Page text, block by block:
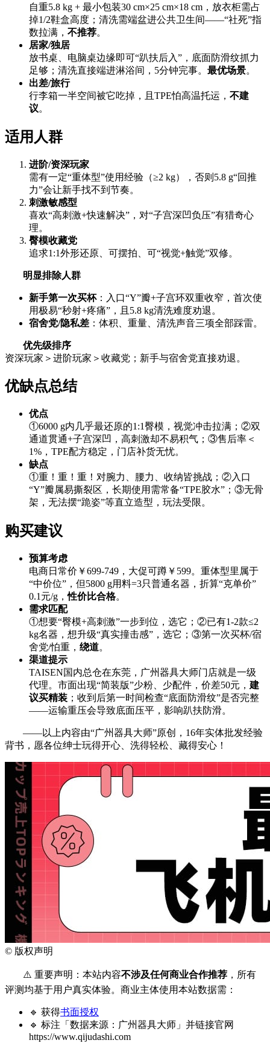
自重5.8 kg + 最小包装30 cm×25 cm×18 cm，放衣柜需占
掉1/2鞋盒高度；清洗需端盆进公共卫生间——“社死”指
数拉满， 不推荐。
居家/独居
放书桌、电脑桌边缘即可“趴扶后入”，底面防滑纹抓力
足够；清洗直接端进淋浴间，5分钟完事。 最优场景。
出差/旅行
行李箱一半空间被它吃掉，且TPE怕高温托运， 不建
议。
适用人群
进阶/资深玩家
需有一定“重体型”使用经验（≥2 kg），否则5.8 g“回推
力”会让新手找不到节奏。
刺激敏感型
喜欢“高刺激+快速解决”，对“子宫深凹负压”有猎奇心
理。
臀模收藏党
追求1:1外形还原、可摆拍、可“视觉+触觉”双修。
明显排除人群
新手第一次买杯：入口“Y”瓣+子宫环双重收窄，首次使
用极易“秒射+疼痛”，且5.8 kg清洗难度劝退。
宿舍党/隐私差 ：体积、重量、清洗声音三项全部踩雷。
优先级排序
资深玩家＞进阶玩家＞收藏党；新手与宿舍党直接劝退。
优缺点总结
优点
①6000 g内几乎最还原的1:1臀模，视觉冲击拉满；②双
通道贯通+子宫深凹，高刺激却不易积气；③售后率＜
1%，TPE配方稳定，门店补货无忧。
缺点
①重！重！重！对腕力、腰力、收纳皆挑战；②入口
“Y”瓣属易撕裂区，长期使用需常备“TPE胶水”；③无骨
架，无法摆“跪姿”等直立造型，玩法受限。
购买建议
预算考虑
电商日常价￥699-749，大促可蹲￥599。重体型里属于
“中价位”，但5800 g用料=3只普通名器，折算“克单价”
0.1元/g，性价比合格。
需求匹配
①想要“臀模+高刺激”一步到位，选它；②已有1-2款≤2
kg名器，想升级“真实撞击感”，选它；③第一次买杯/宿
舍党/怕重， 绕道。
渠道提示
TAISEN国内总仓在东莞，广州器具大师门店就是一级
代理。市面出现“简装版”少粉、少配件，价差50元， 建
议买精装 ；收到后第一时间检查“底面防滑纹”是否完整
——运输重压会导致底面压平，影响趴扶防滑。
——以上内容由“广州器具大师”原创，16年实体批发经验
背书，愿各位绅士玩得开心、洗得轻松、藏得安心！
© 版权声明
⚠️ 重要声明：本站内容不涉及任何商业合作推荐 ，所有
评测均基于用户真实体验。商业主体使用本站数据需：
🔹 获得书面授权
🔹 标注「数据来源：广州器具大师」并链接官网
https://www.qijudashi.com